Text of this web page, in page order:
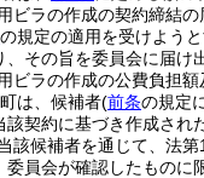
ビラの作成の契約締結の
の規定の適用を受けよう
、その旨を委員会に届け
ビラの作成の公費負担額
は、候補者(前条の規定
該契約に基づき作成され
該候補者を通じて、法
委員会が確認したものに